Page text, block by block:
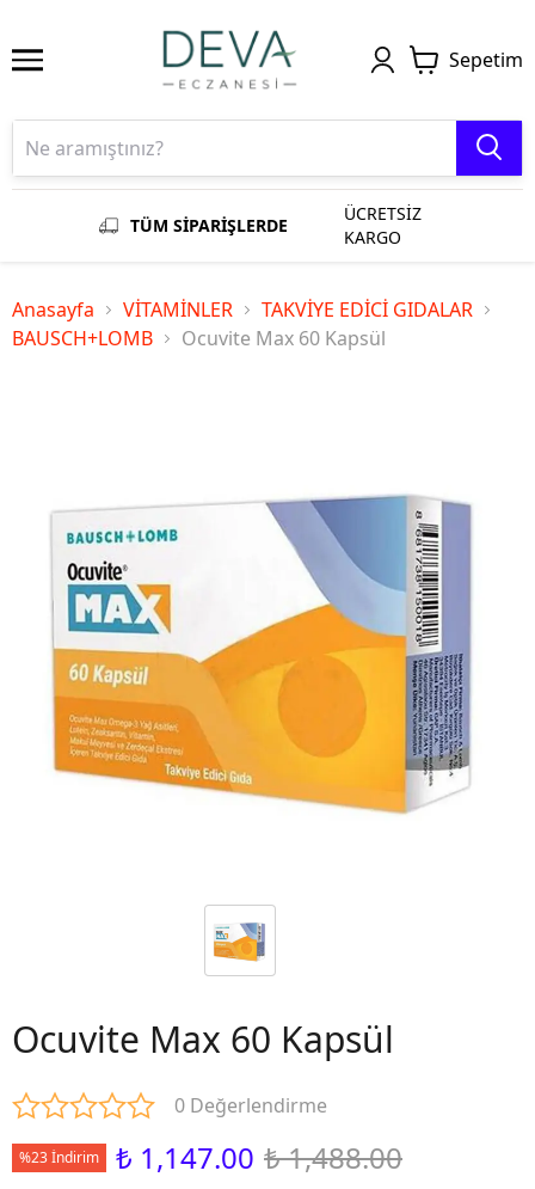
Sepetim
TÜM SİPARİŞLERDE
ÜCRETSİZ
KARGO
Anasayfa VİTAMİNLER
TAKVİYE EDİCİ GIDALAR
BAUSCH+LOMB
Ocuvite Max 60 Kapsül
Ocuvite Max 60 Kapsül
0 Değerlendirme
%23 İndirim ₺ 1,147.00 ₺ 1,488.00